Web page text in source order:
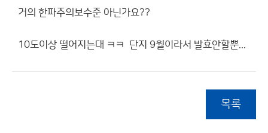
거의 한파주의보수준 아닌가요??
10도이상 떨어지는대 ㅋㅋ 단지 9월이라서 발효안할뿐...
목록